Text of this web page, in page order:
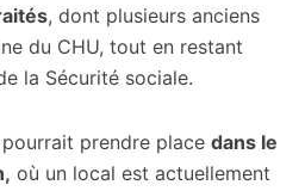
, dont plusieurs anciens
du CHU, tout en restant
la Sécurité sociale.
prendre place dans le
où un local est actuellement